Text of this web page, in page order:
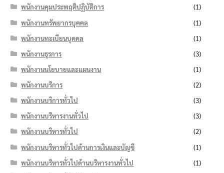
พนักงานคุมประพฤติปฏิบัติการ
(1)
พนักงานทรัพยากรบุคคล
(1)
พนักงานทะเบียนบุคคล
(1)
พนักงานธุรการ
(3)
พนักงานนโยบายและแผนงาน
(1)
พนักงานบริการ
(2)
พนักงานบริการทั่วไป
(3)
พนักงานบริหารงานทั่วไป
(3)
พนักงานบริหารทั่วไป
(2)
พนักงานบริหารทั่วไปด้านการเงินและบัญชี
(1)
พนักงานบริหารทั่วไปด้านบริหารงานทั่วไป
(1)